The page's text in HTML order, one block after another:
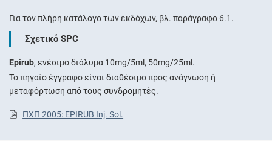
Για τον πλήρη κατάλογο των εκδόχων, βλ. παράγραφο 6.1.
Σχετικό SPC
Epirub, ενέσιμο διάλυμα 10mg/5ml, 50mg/25ml.
Το πηγαίο έγγραφο είναι διαθέσιμο προς ανάγνωση ή
μεταφόρτωση από τους συνδρομητές.
ΠΧΠ 2005: EPIRUB Inj. Sol.